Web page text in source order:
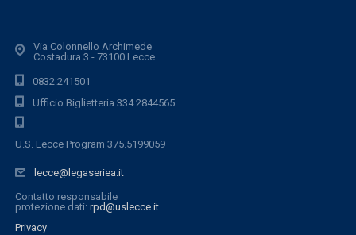
Via Colonnello Archimede
Costadura 3 - 73100 Lecce
0832.241501
Ufficio Biglietteria 334.2844565
U.S. Lecce Program 375.5199059
lecce@legaseriea.it
Contatto responsabile
protezione dati: rpd@uslecce.it
Privacy